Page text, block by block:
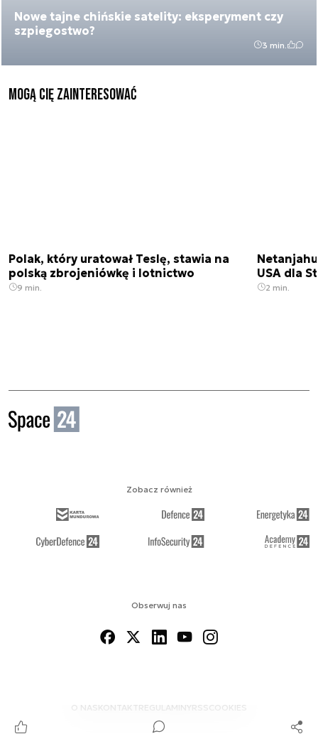
Nowe tajne chińskie satelity: eksperyment czy
szpiegostwo?
3 min.
Mogą Cię zainteresować
Polak, który uratował Teslę, stawia na
polską zbrojeniówkę i lotnictwo
9 min.
USA dla
2 min.
Obserwuj nas
O NAS KONTAKTREGULAMINYRSS COOKIES
Zobacz również